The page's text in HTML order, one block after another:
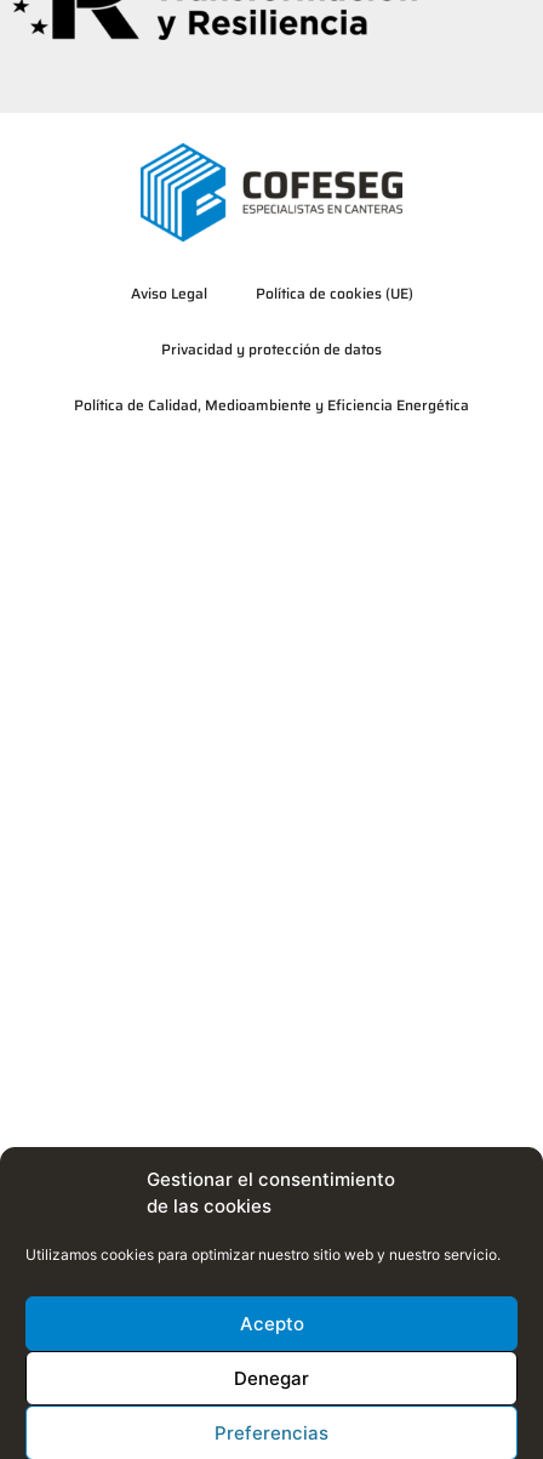
Gestionar el consentimiento
de las cookies
Utilizamos cookies para optimizar nuestro sitio web y nuestro servicio.
Acepto
Denegar
Preferencias
Aviso Legal Política de cookies (UE)
Privacidad y protección de datos
Política de Calidad, Medioambiente y Eficiencia Energética